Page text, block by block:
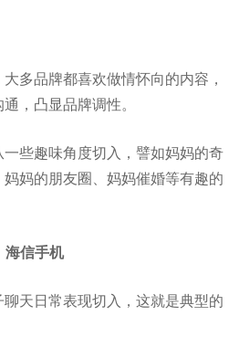
多品牌都喜欢做情怀向的内容，
，凸显品牌调性。
一些趣味角度切入，譬如妈妈的奇
妈的朋友圈、妈妈催婚等有趣的
海信手机
天日常表现切入，这就是典型的